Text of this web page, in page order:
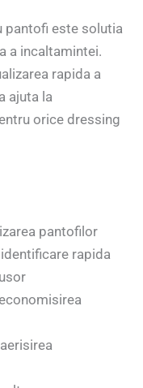
pantofi este solutia
a incaltamintei.
rapida a
ajuta la
orice dressing
pantofilor
rapida